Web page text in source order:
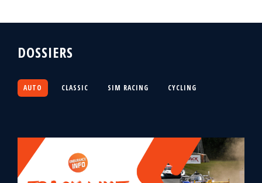
DOSSIERS
AUTO CLASSIC SIM RACING CYCLING